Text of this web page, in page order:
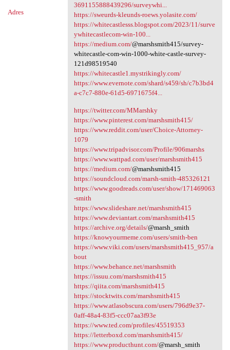
Adres
3691155888439296/surveywhi...
https://sweurds-kleunds-roews.yolasite.com/
https://whitecastlesss.blogspot.com/2023/11/surve
ywhitecastlecom-win-100...
https://medium.com/@marshsmith415/survey-
whitecastle-com-win-1000-white-castle-survey-
121d98519540
https://whitecastle1.mystrikingly.com/
https://www.evernote.com/shard/s459/sh/c7b3bd4
a-c7c7-880e-61d5-6971675f4...
https://twitter.com/MMarshky
https://www.pinterest.com/marshsmith415/
https://www.reddit.com/user/Choice-Attorney-
1079
https://www.tripadvisor.com/Profile/906marshs
https://www.wattpad.com/user/marshsmith415
https://medium.com/@marshsmith415
https://soundcloud.com/marsh-smith-485326121
https://www.goodreads.com/user/show/171469063
-smith
https://www.slideshare.net/marshsmith415
https://www.deviantart.com/marshsmith415
https://archive.org/details/@marsh_smith
https://knowyourmeme.com/users/smith-ben
https://www.viki.com/users/marshsmith415_957/a
bout
https://www.behance.net/marshsmith
https://issuu.com/marshsmith415
https://qiita.com/marshsmith415
https://stocktwits.com/marshsmith415
https://www.atlasobscura.com/users/796d9e37-
0aff-48a4-83f5-ccc07aa3f93e
https://www.ted.com/profiles/45519353
https://letterboxd.com/marshsmith415/
https://www.producthunt.com/@marsh_smith